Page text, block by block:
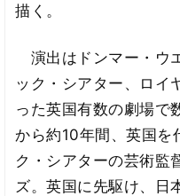
描く。
演出はドンマー・ウ
ック・シアター、ロイ
った英国有数の劇場で
から約10年間、英国を
ク・シアターの芸術監
ズ。英国に先駆け、日